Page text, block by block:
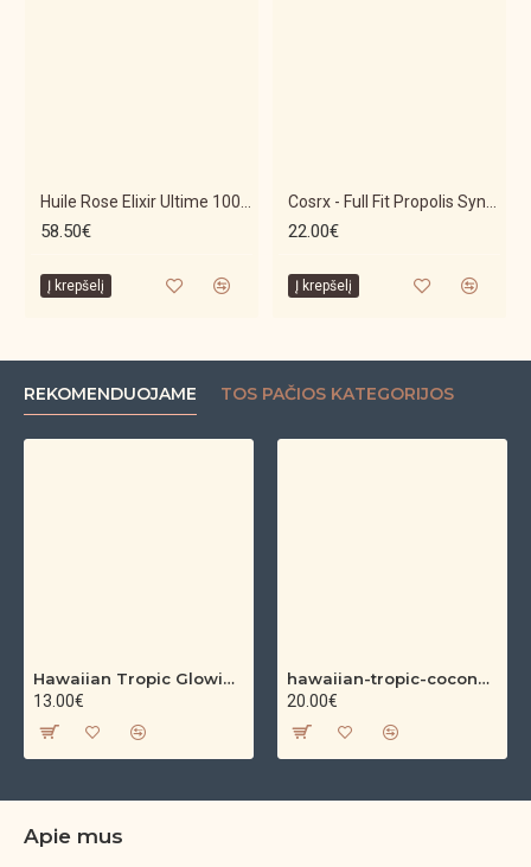
58.50€
Į krepšelį
22.00€
Į krepšelį
REKOMENDUOJAME TOS PAČIOS KATEGORIJOS
Hawaiian Tropic Glowing Oil – bronzinantis kūno aliejus su spindesiu (200 ml)
13.00€
hawaiian-tropic-coconut-argan-dry-oil-spf-30-spray-200ml
20.00€
Apie mus